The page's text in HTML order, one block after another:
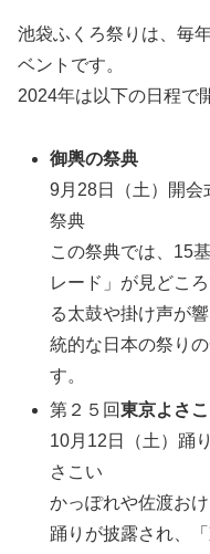
池袋ふくろ祭りは、毎
ベントです。
2024年は以下の日程で
御輿の祭典
9月28日（土）開会
祭典
この祭典では、15
レード」が見どこ
る太鼓や掛け声が
統的な日本の祭り
す。
第２５回東京よさ
10月12日（土）踊
さこい
かっぽれや佐渡お
踊りが披露され、